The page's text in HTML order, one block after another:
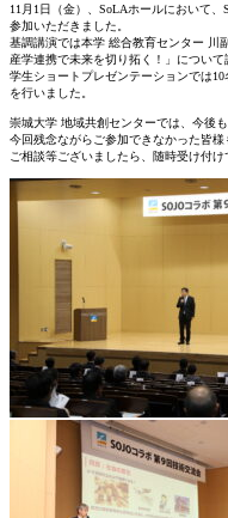
11月1日（金）、SoLAホールにおいて
参加いただきました。
基調講演では本学 総合教育センター 川
産学連携で未来を切り拓く！」について
学生ショートプレゼンテーションでは
を行いました。
崇城大学 地域共創センターでは、今後
今回残念ながらご参加できなかった皆
ご相談等ございましたら、随時受け付